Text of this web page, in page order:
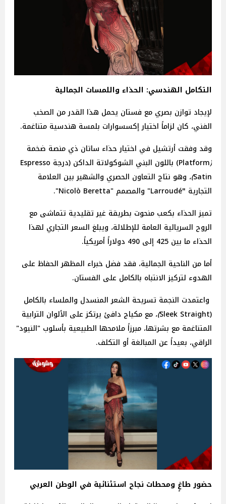
التكامل الهندسي: الحذاء واللمسات الجمالية
لإيجاد توازن بصري مع فستان يحمل هذا القدر من الصخب
الفني، كان لزاماً اختيار إكسسوارات بلمسة هندسية متناغمة.
وقد وفقت أرتشيل في اختيار حذاء ساتان ذي منصة ضخمة
(
Platform) باللون البني الشوكولاتة الداكن (درجة Espresso
Satin
)، وهو نتاج التعاون الحصري والشهير بين العلامة
التجارية "Larroudé" والمصمم "Nicolò Beretta".
تميز الحذاء بكعب منحوت بطريقة غير تقليدية تتماشى مع
الروح السريالية العامة للإطلالة، ويبلغ السعر التجاري لهذا
الحذاء ما بين 425 إلى 490
دولاراً أمريكياً.
أما من الناحية الجمالية، فقد فضل خبراء المظهر الحفاظ على
الهدوء لتركيز الانتباه بالكامل على الفستان.
واعتمدت النجمة تسريحة الشعر المنسدل والملساء بالكامل
(Sleek Straight
)، مع مكياج دافئ يرتكز على الألوان الترابية
المتناغمة مع بشرتها، مبرزاً ملامحها الطبيعية بأسلوب "النيود"
الراقي، بعيداً عن المبالغة أو التكلف.
حضور طاغٍ ومحطات نجاح استثنائية في الوطن العربي